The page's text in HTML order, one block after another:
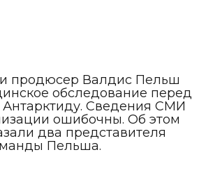
продюсер Валдис Пельш
обследование перед
Сведения СМИ
ошибочны. Об этом
два представителя
Пельша.